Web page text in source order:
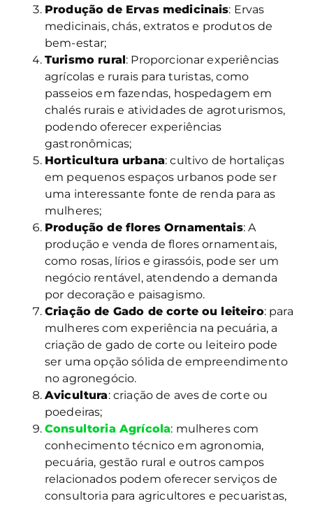
Produção de Ervas medicinais: Ervas
medicinais, chás, extratos e produtos de
bem-estar;
Turismo rural: Proporcionar experiências
agrícolas e rurais para turistas, como
passeios em fazendas, hospedagem em
chalés rurais e atividades de agroturismos,
podendo oferecer experiências
gastronômicas;
Horticultura urbana: cultivo de hortaliças
em pequenos espaços urbanos pode ser
uma interessante fonte de renda para as
mulheres;
Produção de flores Ornamentais: A
produção e venda de flores ornamentais,
como rosas, lírios e girassóis, pode ser um
negócio rentável, atendendo a demanda
por decoração e paisagismo.
Criação de Gado de corte ou leiteiro: para
mulheres com experiência na pecuária, a
criação de gado de corte ou leiteiro pode
ser uma opção sólida de empreendimento
no agronegócio.
Avicultura: criação de aves de corte ou
poedeiras;
Consultoria Agrícola: mulheres com
conhecimento técnico em agronomia,
pecuária, gestão rural e outros campos
relacionados podem oferecer serviços de
consultoria para agricultores e pecuaristas,